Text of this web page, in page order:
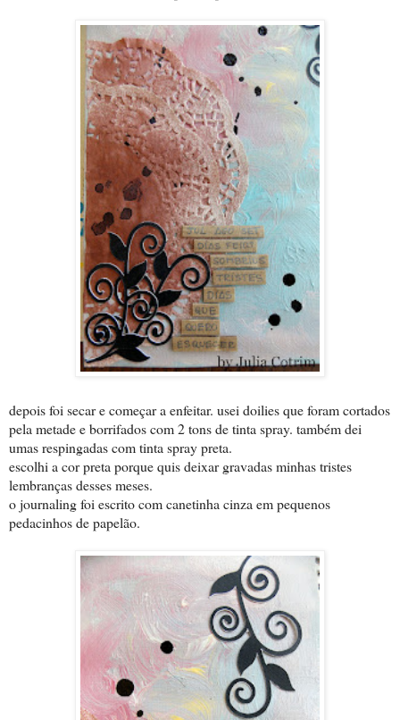
depois foi secar e começar a enfeitar. usei doilies que foram cortados
pela metade e borrifados com 2 tons de tinta spray. também dei
umas respingadas com tinta spray preta.
escolhi a cor preta porque quis deixar gravadas minhas tristes
lembranças desses meses.
o journaling foi escrito com canetinha cinza em pequenos
pedacinhos de papelão.